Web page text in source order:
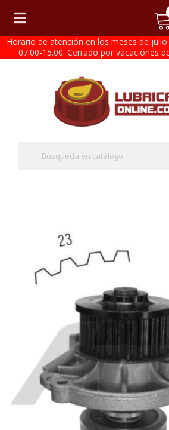
Horario de atención en los meses de
07.00-15.00. Cerrado por vacaciónes